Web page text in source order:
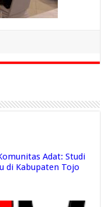
Adat: Studi
di Kabupaten Tojo